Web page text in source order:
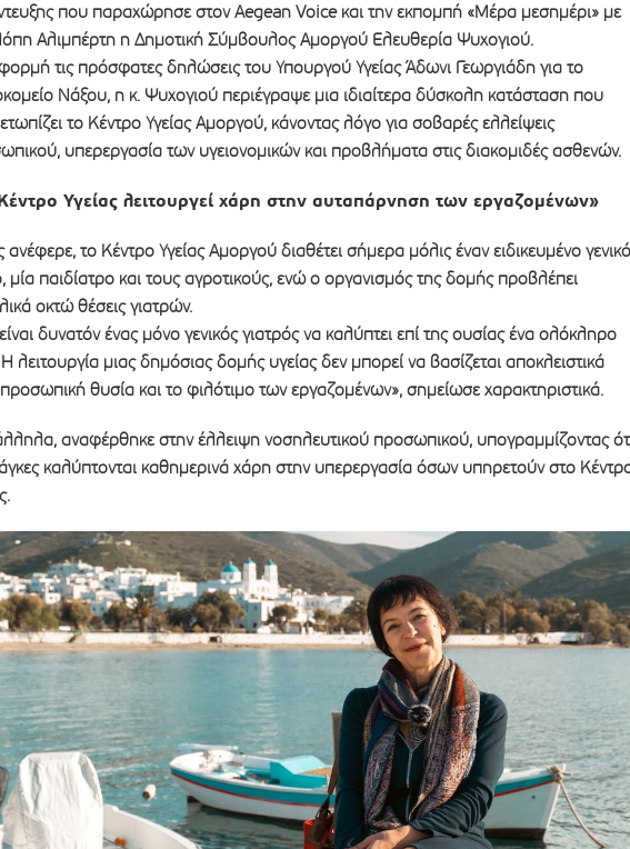
που παραχώρησε στον Aegean Voice και την εκπομπή «Μέρα μεσημέρι» με
Αλιμπέρτη η Δημοτική Σύμβουλος Αμοργού Ελευθερία Ψυχογιού.
τις πρόσφατες δηλώσεις του Υπουργού Υγείας Άδωνι Γεωργιάδη για το
Νάξου, η κ. Ψυχογιού περιέγραψε μια ιδιαίτερα δύσκολη κατάσταση που
το Κέντρο Υγείας Αμοργού, κάνοντας λόγο για σοβαρές ελλείψεις
υπερεργασία των υγειονομικών και προβλήματα στις διακομιδές ασθενών.
Υγείας λειτουργεί χάρη στην αυταπάρνηση των εργαζομένων»
το Κέντρο Υγείας Αμοργού διαθέτει σήμερα μόλις έναν ειδικευμένο γενικό
μία παιδίατρο και τους αγροτικούς, ενώ ο οργανισμός της δομής προβλέπει
οκτώ θέσεις γιατρών.
δυνατόν ένας μόνο γενικός γιατρός να καλύπτει επί της ουσίας ένα ολόκληρο
λειτουργία μιας δημόσιας δομής υγείας δεν μπορεί να βασίζεται αποκλειστικά
θυσία και το φιλότιμο των εργαζομένων», σημείωσε χαρακτηριστικά.
αναφέρθηκε στην έλλειψη νοσηλευτικού προσωπικού, υπογραμμίζοντας
καλύπτονται καθημερινά χάρη στην υπερεργασία όσων υπηρετούν στο